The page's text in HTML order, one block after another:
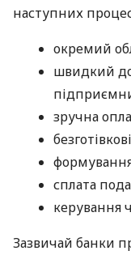
наступних
окремий
швидкий
зручна
сплата
керування
Зазвичай банки